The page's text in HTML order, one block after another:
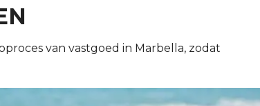
van vastgoed in Marbella, zodat